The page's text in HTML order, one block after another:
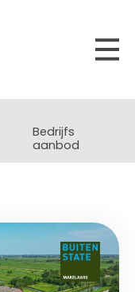
Bedrijfs
aanbod